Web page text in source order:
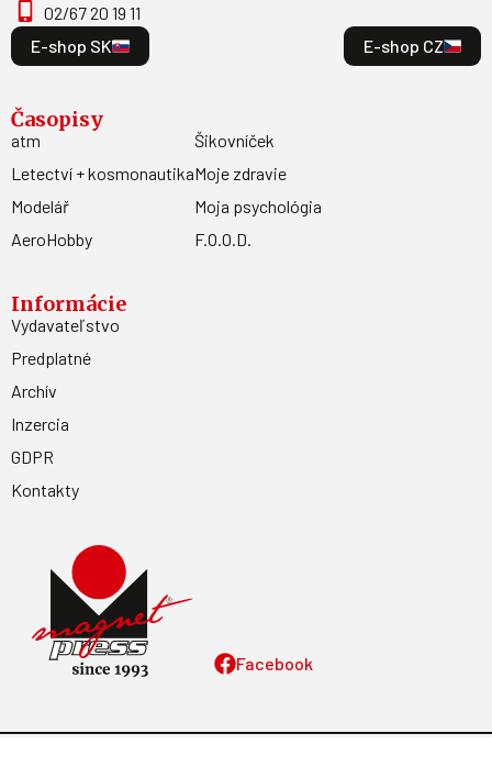
Facebook
02/67 20 19 11
E-shop SK
E-shop CZ
Časopisy
atm
Letectví + kosmonautika
Modelář
AeroHobby
Šikovníček
Moje zdravie
Moja psychológia
F.O.O.D.
Informácie
Vydavateľstvo
Predplatné
Archív
Inzercia
GDPR
Kontakty